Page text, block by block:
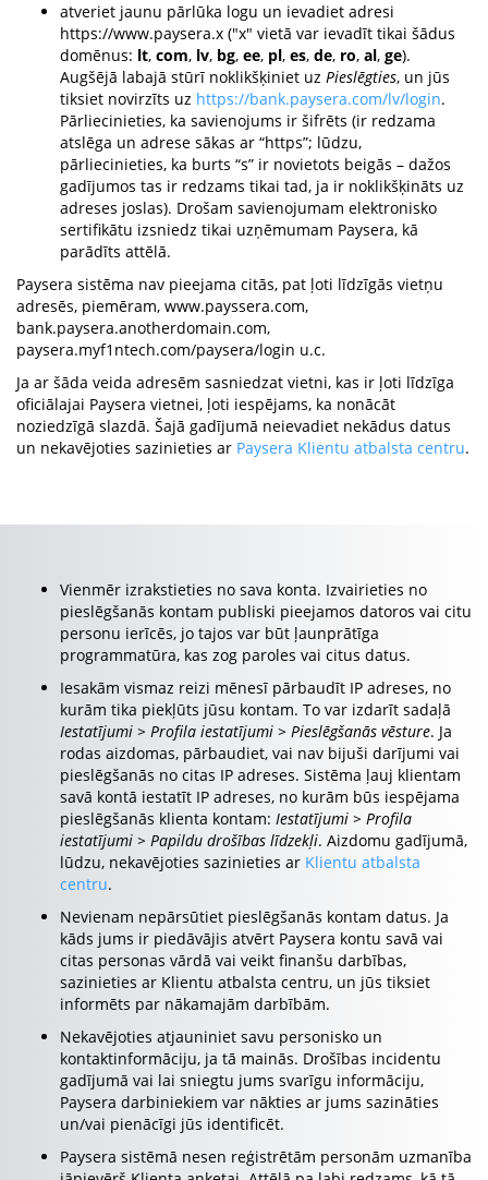
atveriet jaunu pārlūka logu un ievadiet adresi
https://www.paysera.x ("x" vietā var ievadīt tikai šādus
domēnus: lt, com, lv, bg, ee, pl, es, de, ro, al, ge).
Augšējā labajā stūrī noklikšķiniet uz Pieslēgties, un jūs
tiksiet novirzīts uz https://bank.paysera.com/lv/login.
Pārliecinieties, ka savienojums ir šifrēts (ir redzama
atslēga un adrese sākas ar “https”; lūdzu,
pārliecinieties, ka burts “s” ir novietots beigās – dažos
gadījumos tas ir redzams tikai tad, ja ir noklikšķināts uz
adreses joslas). Drošam savienojumam elektronisko
sertifikātu izsniedz tikai uzņēmumam Paysera, kā
parādīts attēlā.
Paysera sistēma nav pieejama citās, pat ļoti līdzīgās vietņu
adresēs, piemēram, www.payssera.com,
bank.paysera.anotherdomain.com,
paysera.myf1ntech.com/paysera/login u.c.
Ja ar šāda veida adresēm sasniedzat vietni, kas ir ļoti līdzīga
oficiālajai Paysera vietnei, ļoti iespējams, ka nonācāt
noziedzīgā slazdā. Šajā gadījumā neievadiet nekādus datus
un nekavējoties sazinieties ar Paysera Klientu atbalsta centru.
Vienmēr izrakstieties no sava konta. Izvairieties no
pieslēgšanās kontam publiski pieejamos datoros vai citu
personu ierīcēs, jo tajos var būt ļaunprātīga
programmatūra, kas zog paroles vai citus datus.
Iesakām vismaz reizi mēnesī pārbaudīt IP adreses, no
kurām tika piekļūts jūsu kontam. To var izdarīt sadaļā
Iestatījumi > Profila iestatījumi > Pieslēgšanās vēsture. Ja
rodas aizdomas, pārbaudiet, vai nav bijuši darījumi vai
pieslēgšanās no citas IP adreses. Sistēma ļauj klientam
savā kontā iestatīt IP adreses, no kurām būs iespējama
pieslēgšanās klienta kontam: Iestatījumi > Profila
iestatījumi > Papildu drošības līdzekļi. Aizdomu gadījumā,
lūdzu, nekavējoties sazinieties ar Klientu atbalsta
centru.
Nevienam nepārsūtiet pieslēgšanās kontam datus. Ja
kāds jums ir piedāvājis atvērt Paysera kontu savā vai
citas personas vārdā vai veikt finanšu darbības,
sazinieties ar Klientu atbalsta centru, un jūs tiksiet
informēts par nākamajām darbībām.
Nekavējoties atjauniniet savu personisko un
kontaktinformāciju, ja tā mainās. Drošības incidentu
gadījumā vai lai sniegtu jums svarīgu informāciju,
Paysera darbiniekiem var nākties ar jums sazināties
un/vai pienācīgi jūs identificēt.
Paysera sistēmā nesen reģistrētām personām uzmanība